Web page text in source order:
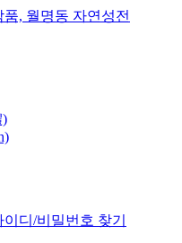
, 월명동 자연성전
)
이디/비밀번호 찾기